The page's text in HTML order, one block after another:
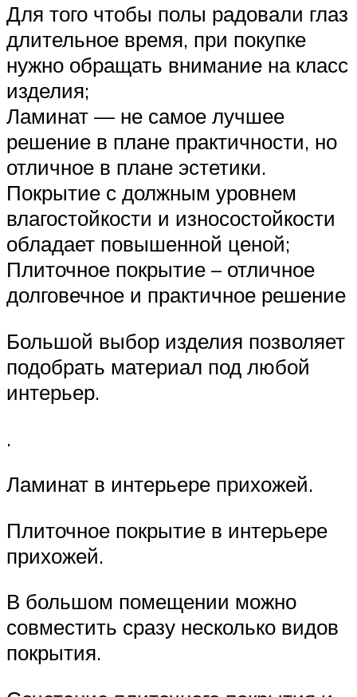
Для того чтобы полы радовали глаз
длительное время, при покупке
нужно обращать внимание на класс
изделия;
Ламинат — не самое лучшее
решение в плане практичности, но
отличное в плане эстетики.
Покрытие с должным уровнем
влагостойкости и износостойкости
обладает повышенной ценой;
Плиточное покрытие – отличное
долговечное и практичное решение
Большой выбор изделия позволяет
подобрать материал под любой
интерьер.
.
Ламинат в интерьере прихожей.
Плиточное покрытие в интерьере
прихожей.
В большом помещении можно
совместить сразу несколько видов
покрытия.